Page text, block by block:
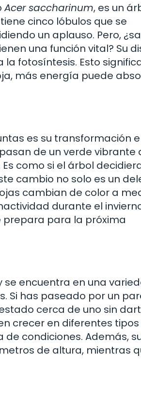
Acer saccharinum, es un
cinco lóbulos que se
un aplauso. Pero,
una función vital? Su
fotosíntesis. Esto
más energía puede
es su transformación
de un verde vibrante
como si el árbol
cambio no solo es un
cambian de color a
durante el
prepara para la próxima
se encuentra en una
Si has paseado por un
cerca de uno sin
crecer en diferentes
condiciones. Además,
de altura, mientras